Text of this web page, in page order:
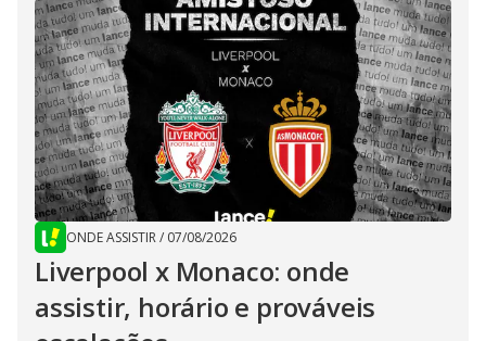
ONDE ASSISTIR/ 07/08/2026
Liverpool x Monaco: onde
assistir, horário e prováveis